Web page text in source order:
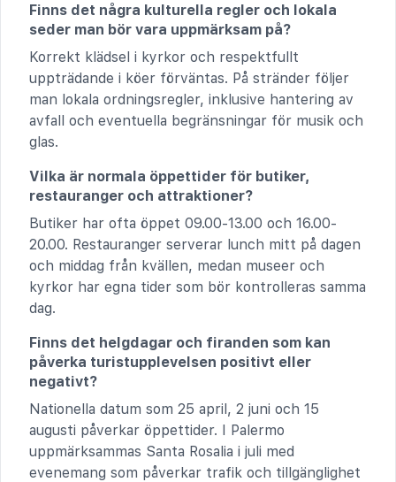
Finns det några kulturella regler och lokala
seder man bör vara uppmärksam på?
Korrekt klädsel i kyrkor och respektfullt
uppträdande i köer förväntas. På stränder följer
man lokala ordningsregler, inklusive hantering av
avfall och eventuella begränsningar för musik och
glas.
Vilka är normala öppettider för butiker,
restauranger och attraktioner?
Butiker har ofta öppet 09.00-13.00 och 16.00-
20.00. Restauranger serverar lunch mitt på dagen
och middag från kvällen, medan museer och
kyrkor har egna tider som bör kontrolleras samma
dag.
Finns det helgdagar och firanden som kan
påverka turistupplevelsen positivt eller
negativt?
Nationella datum som 25 april, 2 juni och 15
augusti påverkar öppettider. I Palermo
uppmärksammas Santa Rosalia i juli med
evenemang som påverkar trafik och tillgänglighet